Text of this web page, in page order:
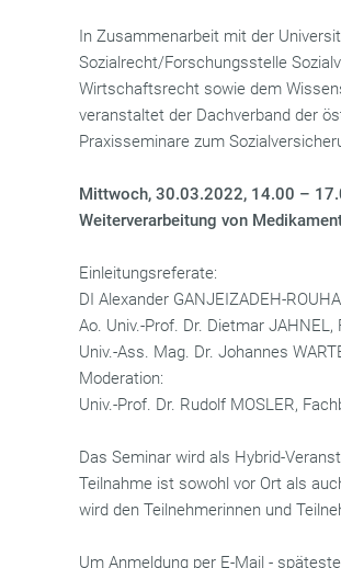
In Zusammenarbeit mit der
Sozialrecht/Forschungsstelle
Wirtschaftsrecht sowie dem
veranstaltet der Dachverband der
Praxisseminare zum
Mittwoch, 30.03.2022, 14.00 –
Weiterverarbeitung von
Einleitungsreferate:
DI Alexander GANJEIZADEH-
Ao. Univ.-Prof. Dr. Dietmar
Univ.-Ass. Mag. Dr. Johannes
Moderation:
Univ.-Prof. Dr. Rudolf MOSLER,
Das Seminar wird als Hybrid-
Teilnahme ist sowohl vor Ort als
wird den Teilnehmerinnen und
Um Anmeldung per E-Mail -